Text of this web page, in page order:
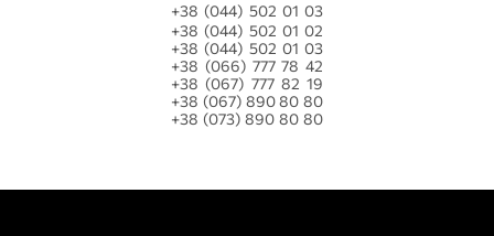
+38 (044) 502 01 03
+38 (044) 502 01 02
+38 (044) 502 01 03
+38 (066) 777 78 42
+38 (067) 777 82 19
+38 (067) 890 80 80
+38 (073) 890 80 80